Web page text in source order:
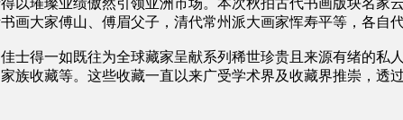
画大家傅山、傅眉父子，清代常州派大画家恽寿平等，各自
士得一如既往为全球藏家呈献系列稀世珍贵且来源有绪的
族收藏等。这些收藏一直以来广受学术界及收藏界推崇，